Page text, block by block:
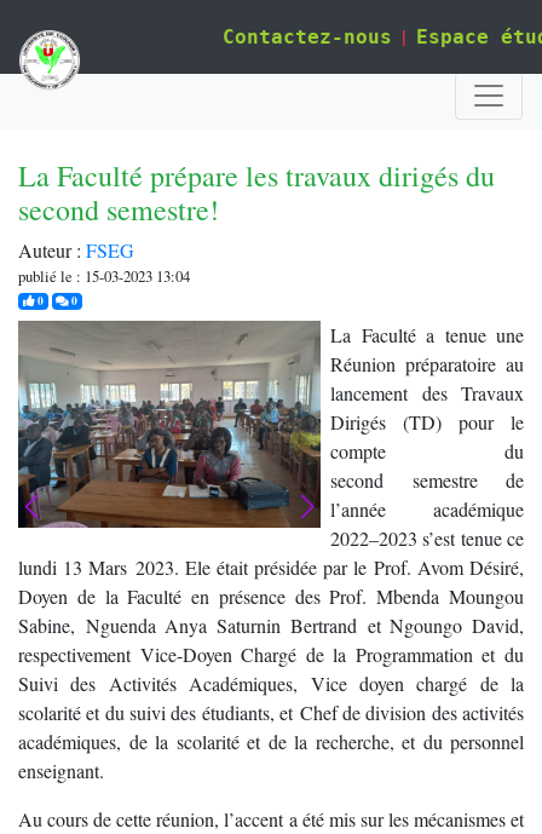
Contactez-nous | Espace
La Faculté prépare les travaux dirigés du
second semestre!
Auteur : FSEG
publié le : 15-03-2023 13:04
0j'aime0commentaires
La Faculté a tenue une
Réunion préparatoire au
lancement des Travaux
Dirigés (TD) pour le
compte du
second semestre de
l’année académique
2022–2023 s’est tenue ce
lundi 13 Mars 2023. Ele était présidée par le Prof. Avom Désiré,
Doyen de la Faculté en présence des Prof. Mbenda Moungou
Sabine, Nguenda Anya Saturnin Bertrand et Ngoungo David,
respectivement Vice-Doyen Chargé de la Programmation et du
Suivi des Activités Académiques, Vice doyen chargé de la
scolarité et du suivi des étudiants, et Chef de division des activités
académiques, de la scolarité et de la recherche, et du personnel
enseignant.
Au cours de cette réunion, l’accent a été mis sur les mécanismes et